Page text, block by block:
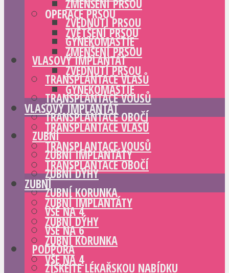
ZMENŠENÍ PRSOU
ZVEDNUTÍ PRSOU
GYNEKOMASTIE
VLASOVÝ IMPLANTÁT
TRANSPLANTACE VLASŮ
TRANSPLANTACE VOUSŮ
TRANSPLANTACE OBOČÍ
ZUBNÍ
ZUBNÍ IMPLANTÁTY
ZUBNÍ DÝHY
ZUBNÍ KORUNKA
VŠE NA 4
VŠE NA 6
PODPORA
ZÍSKEJTE LÉKAŘSKOU NABÍDKU
OPERACE PRSOU
ZVĚTŠENÍ PRSOU
ZMENŠENÍ PRSOU
ZVEDNUTÍ PRSOU
GYNEKOMASTIE
VLASOVÝ IMPLANTÁT
TRANSPLANTACE VLASŮ
TRANSPLANTACE VOUSŮ
TRANSPLANTACE OBOČÍ
ZUBNÍ
ZUBNÍ IMPLANTÁTY
ZUBNÍ DÝHY
ZUBNÍ KORUNKA
VŠE NA 4